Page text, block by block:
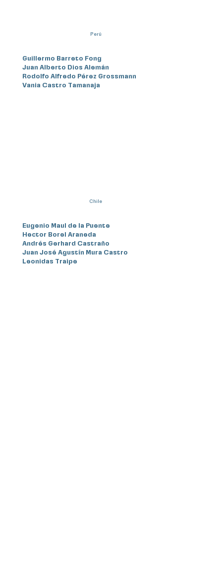
Perú
Guillermo Barreto Fong
Juan Alberto Dios Alemán
Rodolfo Alfredo Pérez Grossmann
Vania Castro Tamanaja
Chile
Eugenio Maul de la Puente
Hector Borel Araneda
Andrés Gerhard Castraño
Juan José Agustín Mura Castro
Leonidas Traipe